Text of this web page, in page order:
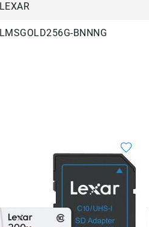
LEXAR
LMSGOLD256G-BNNNG